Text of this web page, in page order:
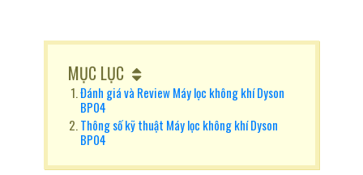
MỤC LỤC
Đánh giá và Review Máy lọc không khí Dyson
BP04
Thông số kỹ thuật Máy lọc không khí Dyson
BP04